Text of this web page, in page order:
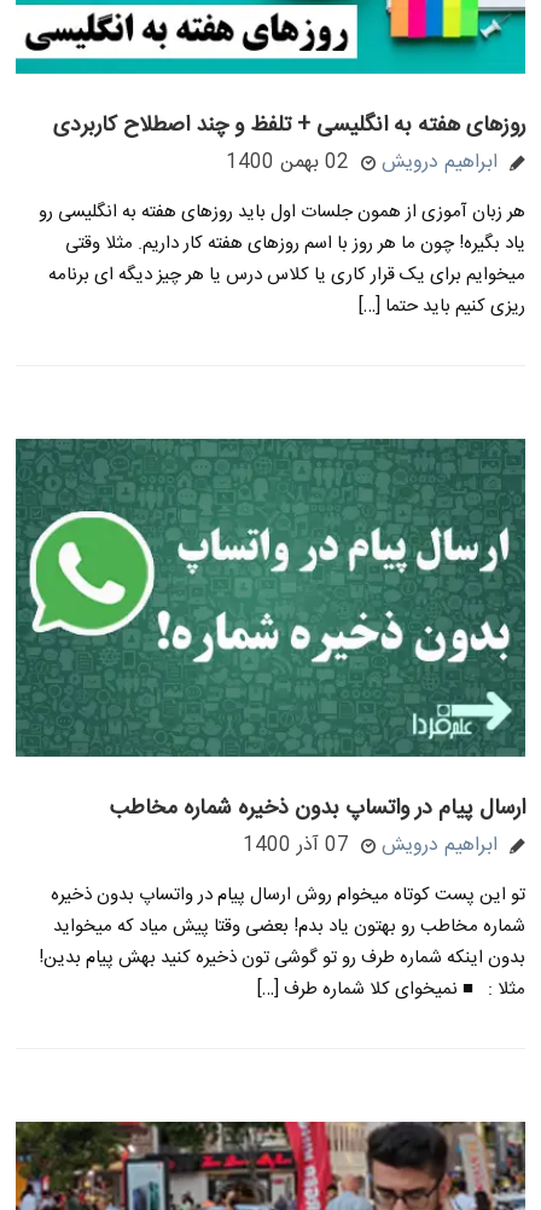
روزهای هفته به انگلیسی + تلفظ و چند اصطلاح کاربردی
ابراهیم درویش 02 بهمن 1400
هر زبان آموزی از همون جلسات اول باید روزهای هفته به انگلیسی رو
یاد بگیره! چون ما هر روز با اسم روزهای هفته کار داریم. مثلا وقتی
میخوایم برای یک قرار کاری یا کلاس درس یا هر چیز دیگه ای برنامه
ریزی کنیم باید حتما […]
ارسال پیام در واتساپ بدون ذخیره شماره مخاطب
ابراهیم درویش 07 آذر 1400
تو این پست کوتاه میخوام روش ارسال پیام در واتساپ بدون ذخیره
شماره مخاطب رو بهتون یاد بدم! بعضی وقتا پیش میاد که میخواید
بدون اینکه شماره طرف رو تو گوشی تون ذخیره کنید بهش پیام بدین!
مثلا : ■ نمیخوای کلا شماره طرف […]